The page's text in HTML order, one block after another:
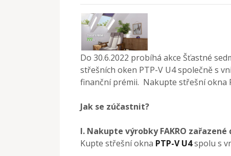
Do 30.6.2022 probíhá akce Šťastné
střešních oken PTP-V U4 společně s
finanční prémii. Nakupte střešní okna
Jak se zúčastnit?
I. Nakupte výrobky FAKRO zařazené
Kupte střešní okna PTP-V U4spolu s